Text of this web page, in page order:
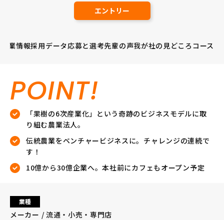
エントリー
企業情報採用データ応募と選考先輩の声我が社の見どころ コース
POINT!
「果樹の6次産業化」という奇跡のビジネスモデルに取
り組む農業法人。
伝統農業をベンチャービジネスに。チャレンジの連続で
す！
10億から30億企業へ。本社前にカフェもオープン予定
業種
メーカー / 流通・小売・専門店